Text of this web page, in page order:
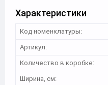
Характеристики
Код номенклатуры:
Артикул:
Количество в коробке:
Ширина, см: